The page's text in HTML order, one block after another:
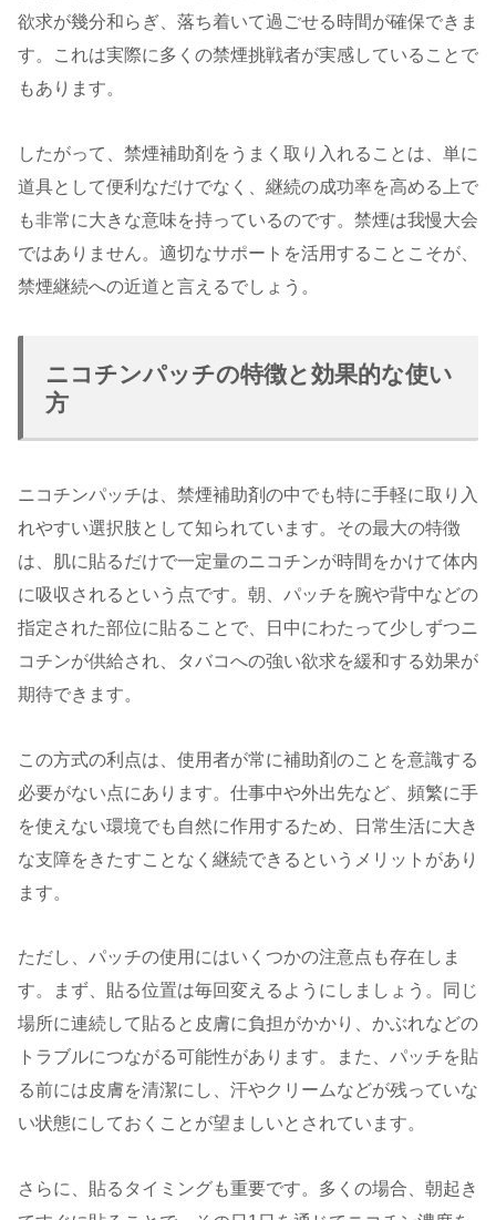
欲求が幾分和らぎ、落ち着いて過ごせる時間が確保できま
す。これは実際に多くの禁煙挑戦者が実感していることで
もあります。
したがって、禁煙補助剤をうまく取り入れることは、単に
道具として便利なだけでなく、継続の成功率を高める上で
も非常に大きな意味を持っているのです。禁煙は我慢大会
ではありません。適切なサポートを活用することこそが、
禁煙継続への近道と言えるでしょう。
ニコチンパッチの特徴と効果的な使い
方
ニコチンパッチは、禁煙補助剤の中でも特に手軽に取り入
れやすい選択肢として知られています。その最大の特徴
は、肌に貼るだけで一定量のニコチンが時間をかけて体内
に吸収されるという点です。朝、パッチを腕や背中などの
指定された部位に貼ることで、日中にわたって少しずつニ
コチンが供給され、タバコへの強い欲求を緩和する効果が
期待できます。
この方式の利点は、使用者が常に補助剤のことを意識する
必要がない点にあります。仕事中や外出先など、頻繁に手
を使えない環境でも自然に作用するため、日常生活に大き
な支障をきたすことなく継続できるというメリットがあり
ます。
ただし、パッチの使用にはいくつかの注意点も存在しま
す。まず、貼る位置は毎回変えるようにしましょう。同じ
場所に連続して貼ると皮膚に負担がかかり、かぶれなどの
トラブルにつながる可能性があります。また、パッチを貼
る前には皮膚を清潔にし、汗やクリームなどが残っていな
い状態にしておくことが望ましいとされています。
さらに、貼るタイミングも重要です。多くの場合、朝起き